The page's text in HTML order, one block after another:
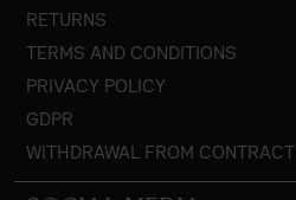
RETURNS
TERMS AND CONDITIONS
PRIVACY POLICY
GDPR
WITHDRAWAL FROM CONTRACT